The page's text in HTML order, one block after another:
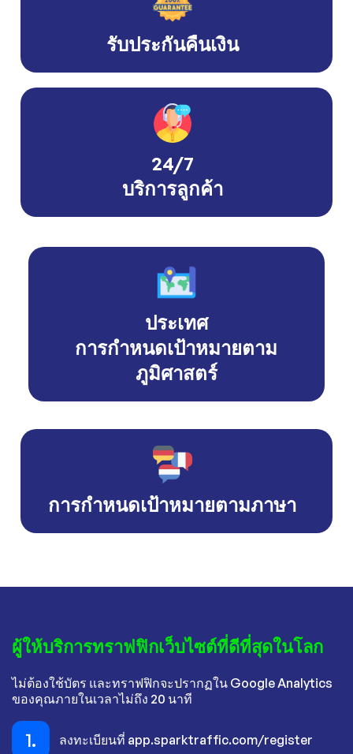
รับประกันคืนเงิน
24/7
บริการลูกค้า
ประเทศ
การกำหนดเป้าหมายตาม
ภูมิศาสตร์
การกำหนดเป้าหมายตามภาษา
ผู้ให้บริการทราฟฟิกเว็บไซต์ที่ดีที่สุดในโลก
ไม่ต้องใช้บัตร และทราฟฟิกจะปรากฏใน Google Analytics
ของคุณภายในเวลาไม่ถึง 20 นาที
1. ลงทะเบียนที่ app.sparktraffic.com/register